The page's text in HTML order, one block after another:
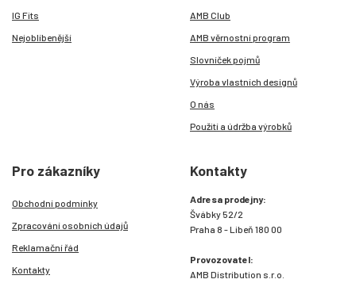
IG Fits
Nejoblíbenější
AMB Club
AMB věrnostní program
Slovníček pojmů
Výroba vlastních designů
O nás
Použití a údržba výrobků
Pro zákazníky
Obchodní podmínky
Zpracování osobních údajů
Reklamační řád
Kontakty
Kontakty
Adresa prodejny:
Švábky 52/2
Praha 8 - Libeň 180 00
Provozovatel:
AMB Distribution s.r.o.